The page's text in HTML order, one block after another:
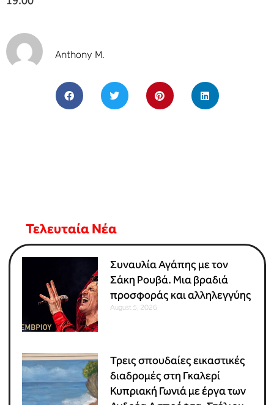
Anthony M.
Τελευταία Νέα
Συναυλία Αγάπης με τον
Σάκη Ρουβά. Μια βραδιά
προσφοράς και αλληλεγγύης
August 5, 2026
Τρεις σπουδαίες εικαστικές
διαδρομές στη Γκαλερί
Κυπριακή Γωνιά με έργα των